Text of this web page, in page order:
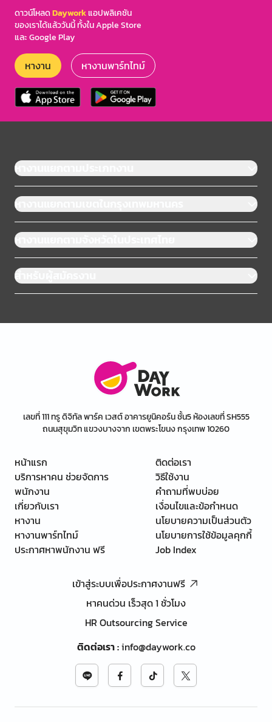
ดาวน์โหลดDayworkแอปพลิเคชัน
ของเราได้แล้ววันนี้ ทั้งใน Apple Store
และ Google Play
หางาน หางานพาร์ทไทม์
หางานแยกตามประเภทงาน
หางานแยกตามเขตในกรุงเทพมหานคร
หางานแยกตามจังหวัดในประเทศไทย
สำหรับผู้สมัครงาน
เลขที่ 111 ทรู ดิจิทัล พาร์ค เวสต์ อาคารยูนิคอร์น ชั้น5 ห้องเลขที่ SH555
ถนนสุขุมวิท แขวงบางจาก เขตพระโขนง กรุงเทพ 10260
หน้าแรก
บริการหาคน ช่วยจัดการ
พนักงาน
เกี่ยวกับเรา
หางาน
หางานพาร์ทไทม์
ประกาศหาพนักงาน ฟรี
ติดต่อเรา
วิธีใช้งาน
คำถามที่พบบ่อย
เงื่อนไขและข้อกำหนด
นโยบายความเป็นส่วนตัว
นโยบายการใช้ข้อมูลคุกกี้
Job Index
เข้าสู่ระบบเพื่อประกาศงานฟรี
หาคนด่วน เร็วสุด 1 ชั่วโมง
HR Outsourcing Service
ติดต่อเรา:info@daywork.co